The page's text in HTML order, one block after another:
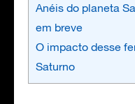
Anéis do planeta
em breve
O impacto desse
Saturno